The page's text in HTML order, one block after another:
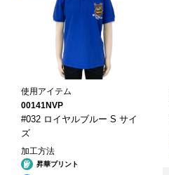
使用アイテム
00141NVP
#032 ロイヤルブルー S サイ
ズ
加工方法
昇華プリント